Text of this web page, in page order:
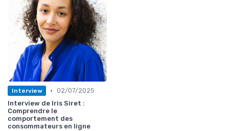
Interview • 02/07/2025
Interview de Iris Siret :
Comprendre le
comportement des
consommateurs en ligne